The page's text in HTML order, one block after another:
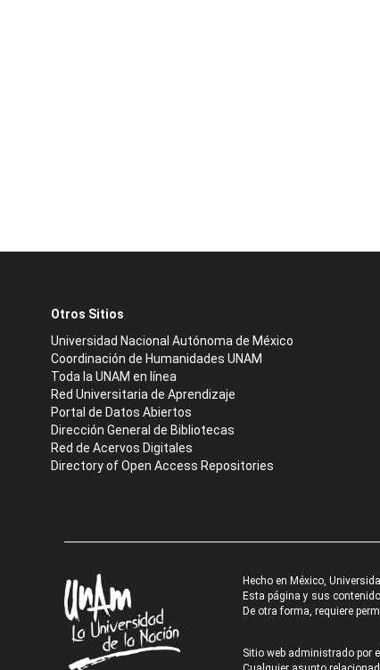
Otros Sitios
Universidad Nacional Autónoma de México
Coordinación de Humanidades UNAM
Toda la UNAM en línea
Red Universitaria de Aprendizaje
Portal de Datos Abiertos
Dirección General de Bibliotecas
Red de Acervos Digitales
Directory of Open Access Repositories
Hecho en México,
Esta página y sus
De otra forma, requiere
Sitio web administrado por